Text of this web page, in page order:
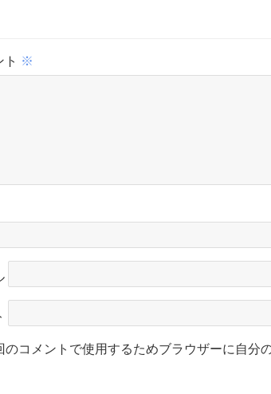
ト ※
のコメントで使用するためブラウザーに自分